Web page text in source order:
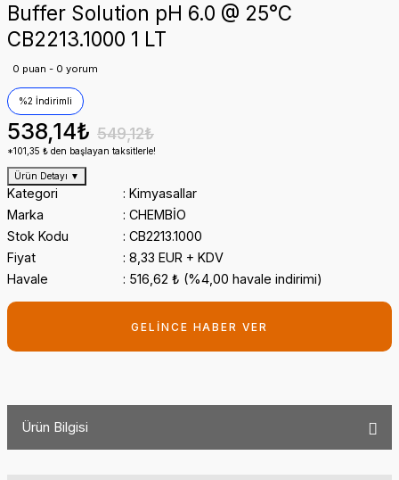
Buffer Solution pH 6.0 @ 25°C
CB2213.1000 1 LT
0 puan - 0 yorum
%2 İndirimli
538,14₺ 549,12₺
*101,35 ₺ den başlayan taksitlerle!
Ürün Detayı ▼
Kategori
Kimyasallar
Marka
CHEMBİO
Stok Kodu
CB2213.1000
Fiyat
8,33 EUR + KDV
Havale
516,62 ₺ (%4,00 havale indirimi)
GELİNCE HABER VER
Ürün Bilgisi